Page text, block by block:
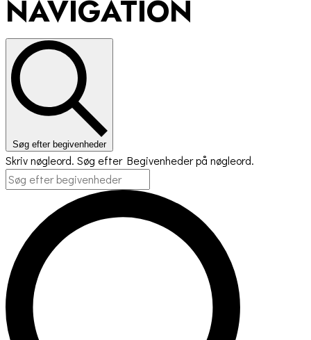
NAVIGATION
Søg efter begivenheder
Skriv nøgleord. Søg efter Begivenheder på nøgleord.